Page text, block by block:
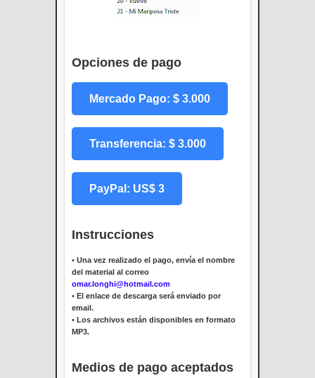
Opciones de pago
Mercado Pago: $ 3.000
Transferencia: $ 3.000
PayPal: US$ 3
Instrucciones
• Una vez realizado el pago, envía el nombre
del material al correo
omar.longhi@hotmail.com
• El enlace de descarga será enviado por
email.
• Los archivos están disponibles en formato
MP3.
Medios de pago aceptados